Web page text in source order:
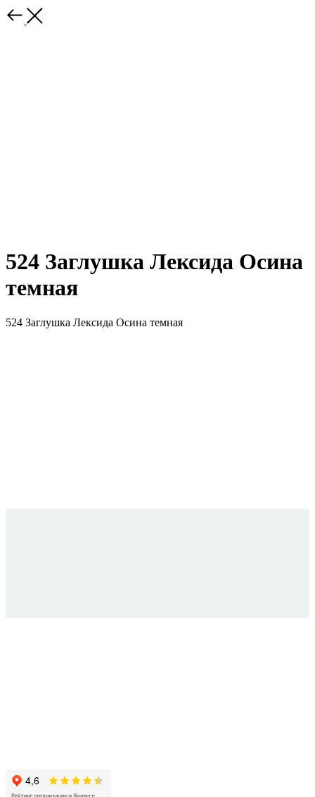
524 Заглушка Лексида Осина
темная
524 Заглушка Лексида Осина темная